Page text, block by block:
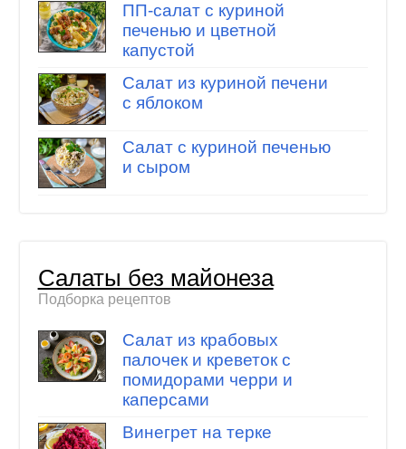
ПП-салат с куриной
печенью и цветной
капустой
Салат из куриной печени
с яблоком
Салат с куриной печенью
и сыром
Салаты без майонеза
Подборка рецептов
Салат из крабовых
палочек и креветок с
помидорами черри и
каперсами
Винегрет на терке